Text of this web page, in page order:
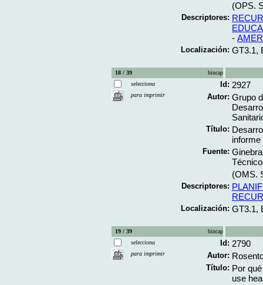
(OPS.
Descriptores:
-
Localización: GT3.1,
18 / 39
bincap
selecciona
para imprimir
Id: 2927
Autor: Grupo
Título:
Fuente:
(OMS.
Descriptores:
Localización: GT3.1,
19 / 39
bincap
selecciona
para imprimir
Id: 2790
Autor:
Título: Por
use